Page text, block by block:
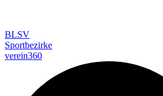
BLSV
Sportbezirke
verein360